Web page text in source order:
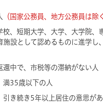
（国家公務員、地方公務員は除
、短期大学、大学、大学院、
施設として認めるものに進学し
中で、市税等の滞納がない人
満35歳以下の人
き続き5年以上居住の意思が